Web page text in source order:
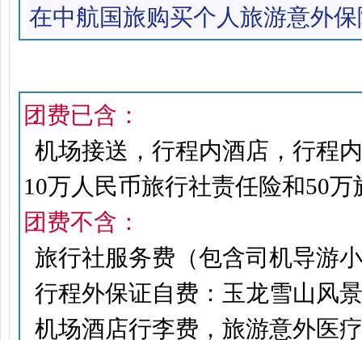
在中航国旅购买个人旅游意外保
团费已含：
机场接送，行程内酒店，行程
10万人民币旅行社责任险和50
团费不含：
旅行社服务费（包含司机导游
行程外保证自费：玉龙雪山风
机场酒店行李费，旅游意外医